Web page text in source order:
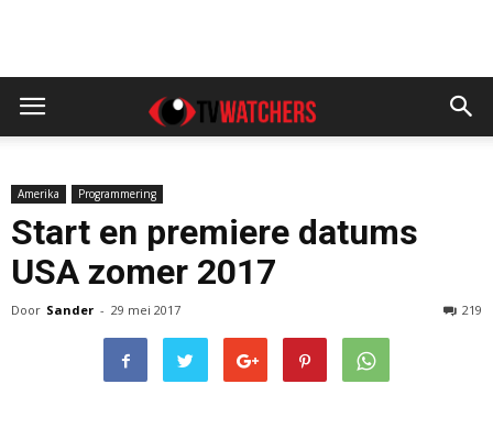
Amerika Programmering
Start en premiere datums
USA zomer 2017
Door Sander - 29 mei 2017 219